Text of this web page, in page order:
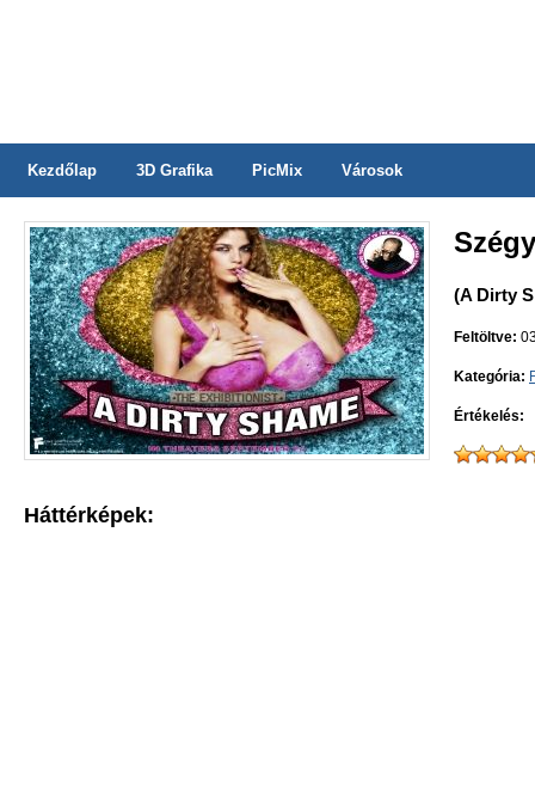
Kezdőlap 3D Grafika PicMix Városok
(A Dirty
Feltöltve:
Kategória:
Értékelés:
Háttérképek: